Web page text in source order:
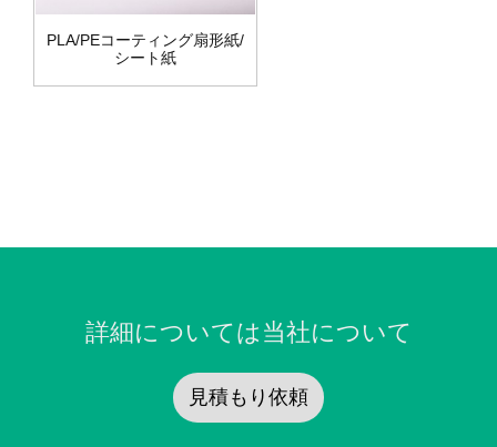
PLA/PEコーティング扇形紙/
シート紙
詳細については当社について
見積もり依頼